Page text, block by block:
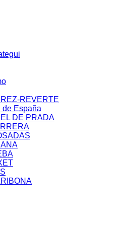
REVERTE
de España
DE PRADA